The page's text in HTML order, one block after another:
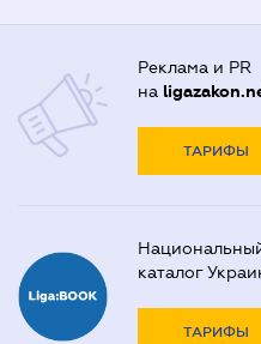
Реклама и PR
на
ТАРИФЫ
каталог
ТАРИФЫ